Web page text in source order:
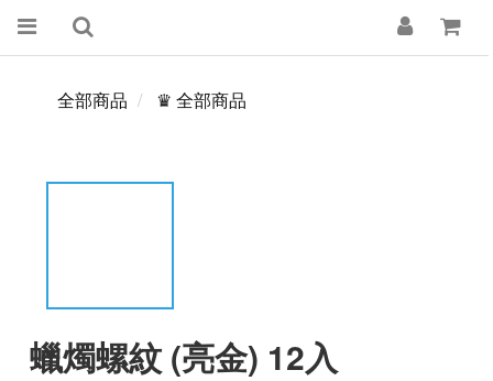
全部商品 ♛ 全部商品
蠟燭螺紋 (亮金) 12入